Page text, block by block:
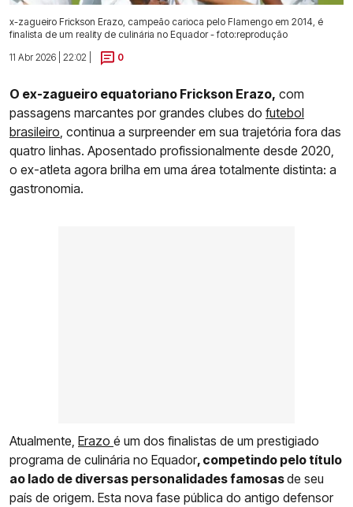
x-zagueiro Frickson Erazo, campeão carioca pelo Flamengo em 2014, é
finalista de um reality de culinária no Equador - foto:reprodução
11 Abr 2026 | 22:02 |
0
O ex-zagueiro equatoriano Frickson Erazo, com
passagens marcantes por grandes clubes do futebol
brasileiro , continua a surpreender em sua trajetória fora das
quatro linhas. Aposentado profissionalmente desde 2020,
o ex-atleta agora brilha em uma área totalmente distinta: a
gastronomia.
Atualmente, Erazo é um dos finalistas de um prestigiado
programa de culinária no Equador, competindo pelo título
ao lado de diversas personalidades famosasde seu
país de origem. Esta nova fase pública do antigo defensor